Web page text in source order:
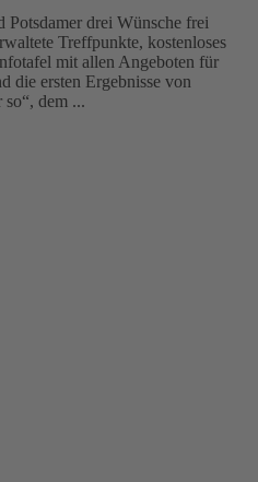
Potsdamer drei Wünsche frei
Treffpunkte, kostenloses
mit allen Angeboten für
die ersten Ergebnisse von
dem ...